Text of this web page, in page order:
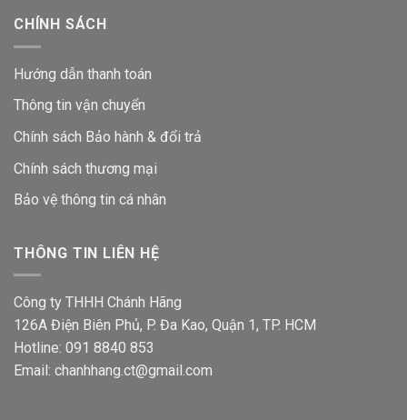
CHÍNH SÁCH
Hướng dẫn thanh toán
Thông tin vận chuyển
Chính sách Bảo hành & đổi trả
Chính sách thương mại
Bảo vệ thông tin cá nhân
THÔNG TIN LIÊN HỆ
Công ty THHH Chánh Hãng
126A Điện Biên Phủ, P. Đa Kao, Quận 1, TP. HCM
Hotline: 091 8840 853
Email: chanhhang.ct@gmail.com